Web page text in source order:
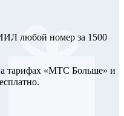
любой номер за 1500
тарифах «МТС Больше» и